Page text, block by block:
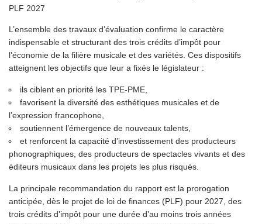
PLF 2027
L’ensemble des travaux d’évaluation confirme le caractère
indispensable et structurant des trois crédits d’impôt pour
l’économie de la filière musicale et des variétés. Ces dispositifs
atteignent les objectifs que leur a fixés le législateur :
ils ciblent en priorité les TPE-PME,
favorisent la diversité des esthétiques musicales et de
l’expression francophone,
soutiennent l’émergence de nouveaux talents,
et renforcent la capacité d’investissement des producteurs
phonographiques, des producteurs de spectacles vivants et des
éditeurs musicaux dans les projets les plus risqués.
La principale recommandation du rapport est la prorogation
anticipée, dès le projet de loi de finances (PLF) pour 2027, des
trois crédits d’impôt pour une durée d’au moins trois années